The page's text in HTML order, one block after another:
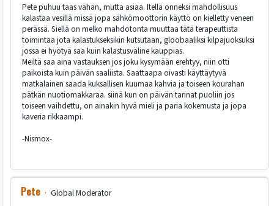
Pete puhuu taas vähän, mutta asiaa. Itellä onneksi mahdollisuus
kalastaa vesillä missä jopa sähkömoottorin käyttö on kielletty veneen
perässä. Siellä on melko mahdotonta muuttaa tätä terapeuttista
toimintaa jota kalastukseksikin kutsutaan, gloobaaliksi kilpajuoksuksi
jossa ei hyötyä saa kuin kalastusväline kauppias.
Meiltä saa aina vastauksen jos joku kysymään erehtyy, niin otti
paikoista kuin päivän saaliista. Saattaapa oivasti käyttäytyvä
matkalainen saada kuksallisen kuumaa kahvia ja toiseen kourahan
pätkän nuotiomakkaraa. siinä kun on päivän tarinat puoliin jos
toiseen vaihdettu, on ainakin hyvä mieli ja paria kokemusta ja jopa
kaveria rikkaampi.
-Nismox-
Pete
Global Moderator